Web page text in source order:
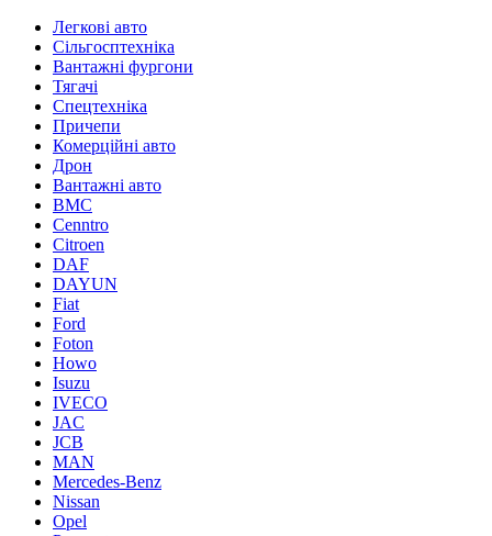
Легкові авто
Сільгосптехніка
Вантажні фургони
Тягачі
Спецтехніка
Причепи
Комерційні авто
Дрон
Вантажні авто
BMC
Cenntro
Citroen
DAF
DAYUN
Fiat
Ford
Foton
Howo
Isuzu
IVECO
JAC
JCB
MAN
Mercedes-Benz
Nissan
Opel